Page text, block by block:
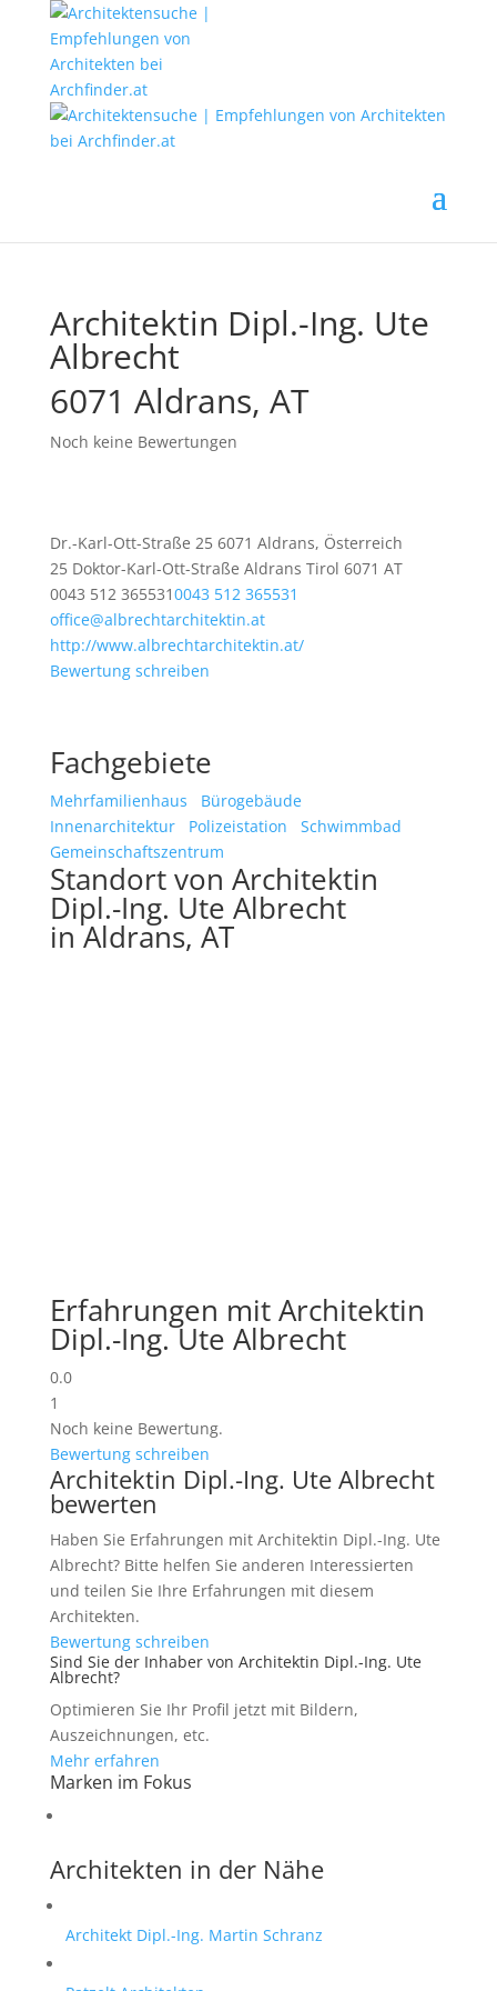
Architektin Dipl.-Ing. Ute
Albrecht
6071 Aldrans, AT
Noch keine Bewertungen
Dr.-Karl-Ott-Straße 25 6071 Aldrans, Österreich
25 Doktor-Karl-Ott-Straße Aldrans Tirol 6071 AT
0043 512 3655310043 512 365531
office@albrechtarchitektin.at
http://www.albrechtarchitektin.at/
Bewertung schreiben
Fachgebiete
Mehrfamilienhaus
Bürogebäude
Innenarchitektur
Polizeistation
Schwimmbad
Gemeinschaftszentrum
Standort von Architektin
Dipl.-Ing. Ute Albrecht
in Aldrans, AT
Erfahrungen mit Architektin
Dipl.-Ing. Ute Albrecht
0.0
1
Noch keine Bewertung.
Bewertung schreiben
Architektin Dipl.-Ing. Ute Albrecht
bewerten
Haben Sie Erfahrungen mit Architektin Dipl.-Ing. Ute
Albrecht? Bitte helfen Sie anderen Interessierten
und teilen Sie Ihre Erfahrungen mit diesem
Architekten.
Bewertung schreiben
Sind Sie der Inhaber von Architektin Dipl.-Ing. Ute
Albrecht?
Optimieren Sie Ihr Profil jetzt mit Bildern,
Auszeichnungen, etc.
Mehr erfahren
Marken im Fokus
Architekten in der Nähe
Architekt Dipl.-Ing. Martin Schranz